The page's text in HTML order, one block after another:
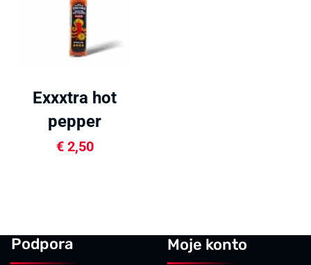
Exxxtra hot
pepper
Omáčka
€2,50
Podpora Moje konto